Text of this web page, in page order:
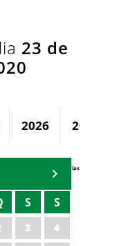
23 de
2026 2027
Agenda Secretárias
S S
3
4